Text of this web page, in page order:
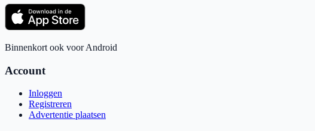
Binnenkort ook voor Android
Account
Inloggen
Registreren
Advertentie plaatsen